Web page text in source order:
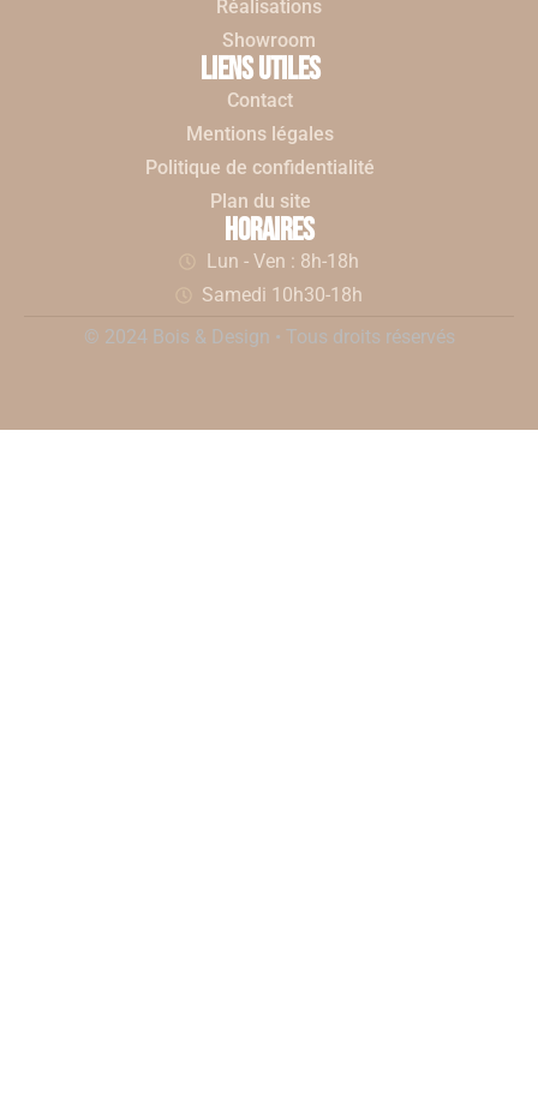
Réalisations
Showroom
liens utiles
Contact
Mentions légales
Politique de confidentialité
Plan du site
horaires
Lun - Ven : 8h-18h
Samedi 10h30-18h
© 2024 Bois & Design • Tous droits réservés